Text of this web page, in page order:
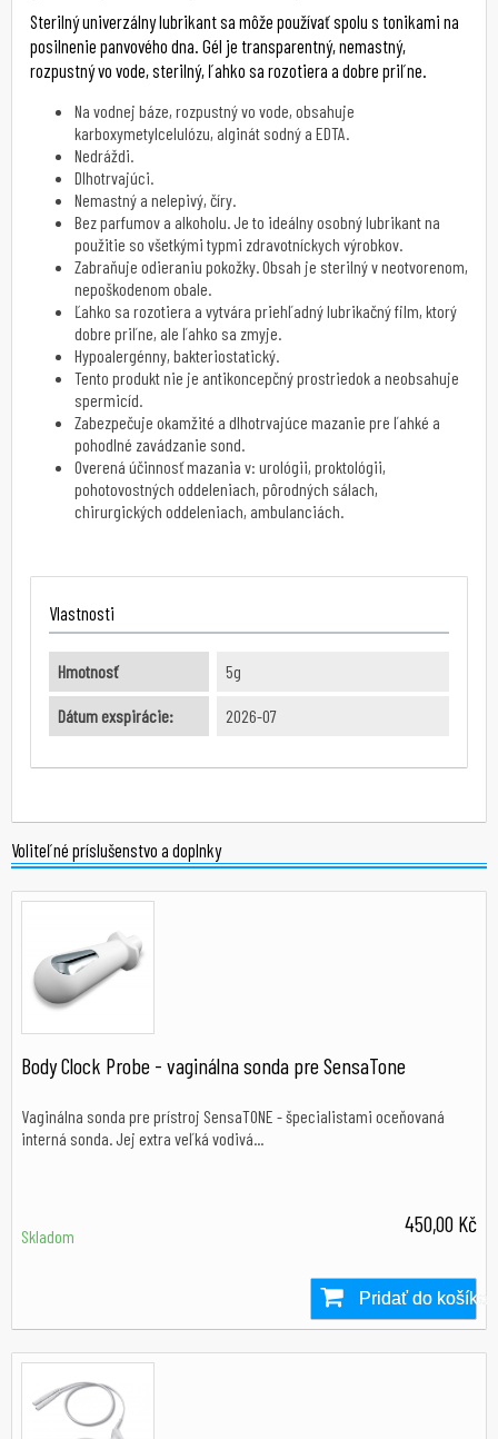
Sterilný univerzálny lubrikant sa môže používať spolu s tonikami na
posilnenie panvového dna. Gél je transparentný, nemastný,
rozpustný vo vode, sterilný, ľahko sa rozotiera a dobre priľne.
Na vodnej báze, rozpustný vo vode, obsahuje
karboxymetylcelulózu, alginát sodný a EDTA.
Nedráždi.
Dlhotrvajúci.
Nemastný a nelepivý, číry.
Bez parfumov a alkoholu. Je to ideálny osobný lubrikant na
použitie so všetkými typmi zdravotníckych výrobkov.
Zabraňuje odieraniu pokožky. Obsah je sterilný v neotvorenom,
nepoškodenom obale.
Ľahko sa rozotiera a vytvára priehľadný lubrikačný film, ktorý
dobre priľne, ale ľahko sa zmyje.
Hypoalergénny, bakteriostatický.
Tento produkt nie je antikoncepčný prostriedok a neobsahuje
spermicíd.
Zabezpečuje okamžité a dlhotrvajúce mazanie pre ľahké a
pohodlné zavádzanie sond.
Overená účinnosť mazania v: urológii, proktológii,
pohotovostných oddeleniach, pôrodných sálach,
chirurgických oddeleniach, ambulanciách.
Vlastnosti
Hmotnosť 5g
Dátum exspirácie: 2026-07
Voliteľné príslušenstvo a doplnky
Body Clock Probe - vaginálna sonda pre SensaTone
Vaginálna sonda pre prístroj SensaTONE - špecialistami oceňovaná
interná sonda. Jej extra veľká vodivá...
450,00 Kč
Skladom
Pridať do košíka
Skladom